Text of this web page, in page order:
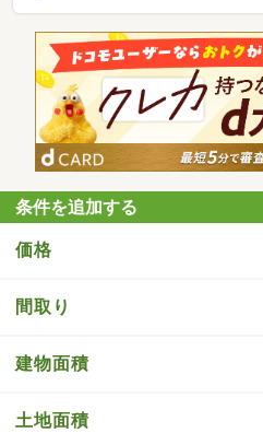
条件を追加する
価格
間取り
建物面積
土地面積